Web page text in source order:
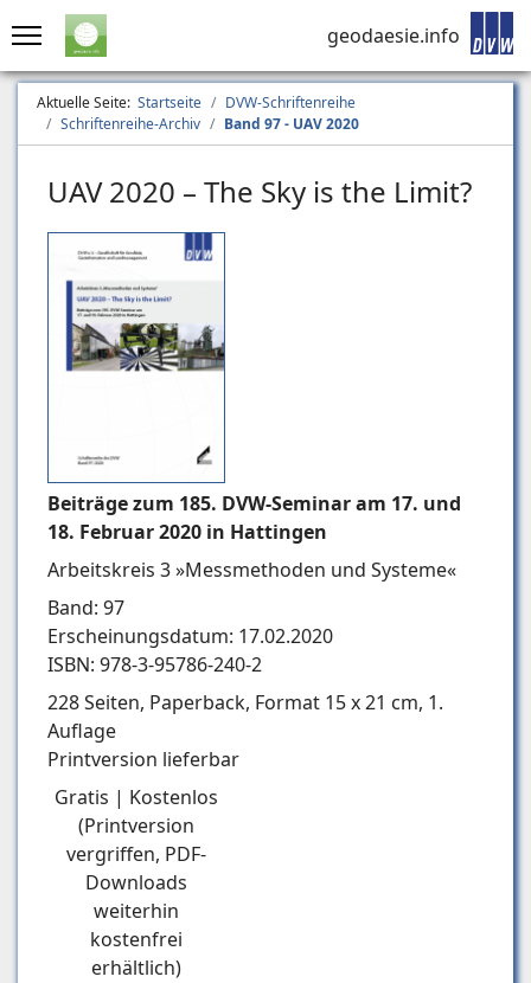
geodaesie.info
Aktuelle Seite: Startseite
DVW-Schriftenreihe
Schriftenreihe-Archiv
Band 97 - UAV 2020
UAV 2020 – The Sky is the Limit?
Beiträge zum 185. DVW-Seminar am 17. und
18. Februar 2020 in Hattingen
Arbeitskreis 3 »Messmethoden und Systeme«
Band: 97
Erscheinungsdatum: 17.02.2020
ISBN: 978-3-95786-240-2
228 Seiten, Paperback, Format 15 x 21 cm, 1.
Auflage
Printversion lieferbar
Gratis | Kostenlos
(Printversion
vergriffen, PDF-
Downloads
weiterhin
kostenfrei
erhältlich)